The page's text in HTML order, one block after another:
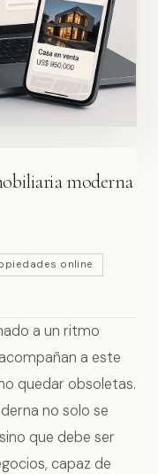
moderna
online
a un ritmo
a este
quedar obsoletas.
no solo se
que debe ser
capaz de